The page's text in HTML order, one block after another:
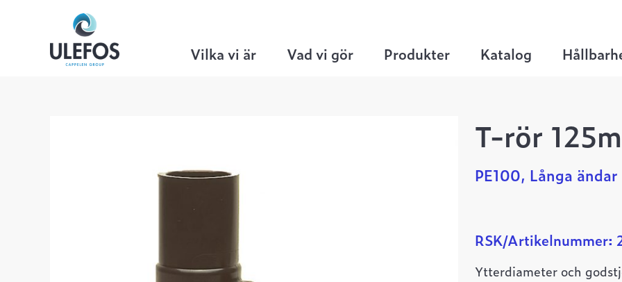
Vilka vi är Vad vi gör Produkter Katalog
Ulefos>
T-rör
PE100, Långa ändar
RSK/Artikelnummer:
Ytterdiameter och